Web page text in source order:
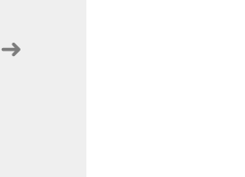
➜Passo successivo